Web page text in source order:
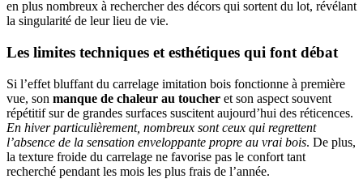
en plus nombreux à rechercher des décors qui sortent du lot, révélant
la singularité de leur lieu de vie.
Les limites techniques et esthétiques qui font débat
Si l’effet bluffant du carrelage imitation bois fonctionne à première
vue, son manque de chaleur au toucher et son aspect souvent
répétitif sur de grandes surfaces suscitent aujourd’hui des réticences.
En hiver particulièrement, nombreux sont ceux qui regrettent
l’absence de la sensation enveloppante propre au vrai bois. De plus,
la texture froide du carrelage ne favorise pas le confort tant
recherché pendant les mois les plus frais de l’année.